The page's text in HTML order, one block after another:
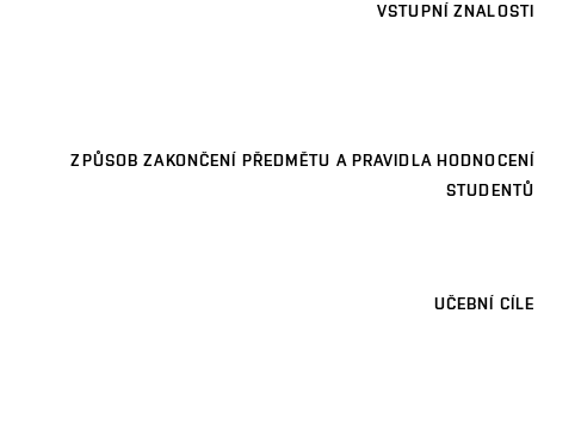
VSTUPNÍ ZNALOSTI
ZPŮSOB ZAKONČENÍ PŘEDMĚTU A PRAVIDLA HODNOCENÍ
STUDENTŮ
UČEBNÍ CÍLE